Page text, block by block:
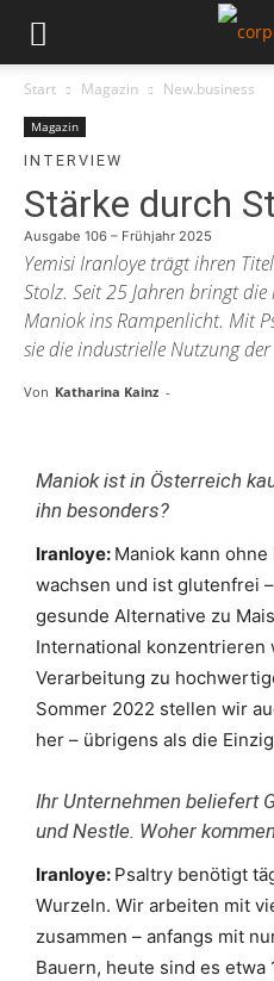
Start Magazin New.business
Magazin
INTERVIEW
Stärke durch
Ausgabe 106 – Frühjahr 2025
Yemisi Iranloye trägt ihren
Stolz. Seit 25 Jahren bringt
Maniok ins Rampenlicht. Mit
sie die industrielle Nutzung der
Von Katharina Kainz -
Maniok ist in Österreich
ihn besonders?
Iranloye: Maniok kann
wachsen und ist glutenfrei
gesunde Alternative zu
International konzentrieren
Verarbeitung zu
Sommer 2022 stellen wir
her – übrigens als die
Ihr Unternehmen beliefert
und Nestle. Woher
Iranloye: Psaltry benötigt
Wurzeln. Wir arbeiten mit
zusammen – anfangs mit
Bauern, heute sind es etwa